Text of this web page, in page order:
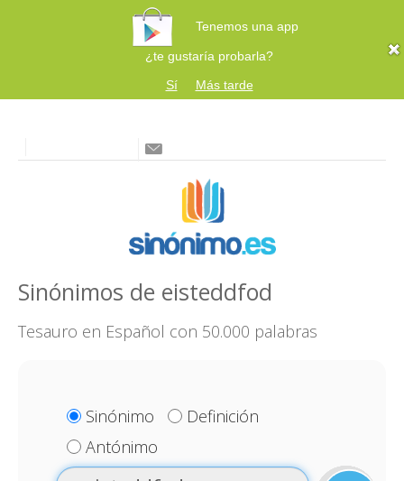
Tenemos una app
¿te gustaría probarla?
Sí
Más tarde
Sinónimos de eisteddfod
Tesauro en Español con 50.000 palabras
Sinónimo
Definición
Antónimo